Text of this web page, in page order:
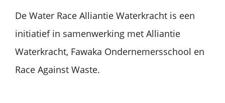
De Water Race Alliantie Waterkracht is een
initiatief in samenwerking met Alliantie
Waterkracht, Fawaka Ondernemersschool en
Race Against Waste.